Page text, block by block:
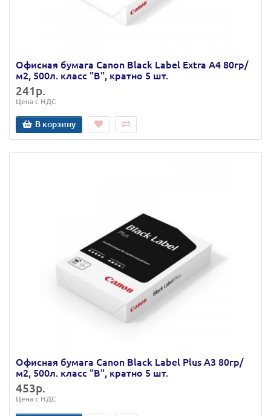
Офисная бумага Canon Black Label Extra А4 80гр/
м2, 500л. класс "В", кратно 5 шт.
241р.
Цена с НДС
В корзину
Офисная бумага Canon Black Label Plus А3 80гр/
м2, 500л. класс "В", кратно 5 шт.
453р.
Цена с НДС